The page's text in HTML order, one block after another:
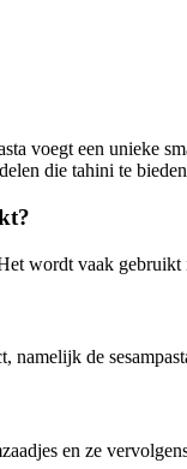
voegt een unieke
die tahini te
wordt vaak
de
en ze